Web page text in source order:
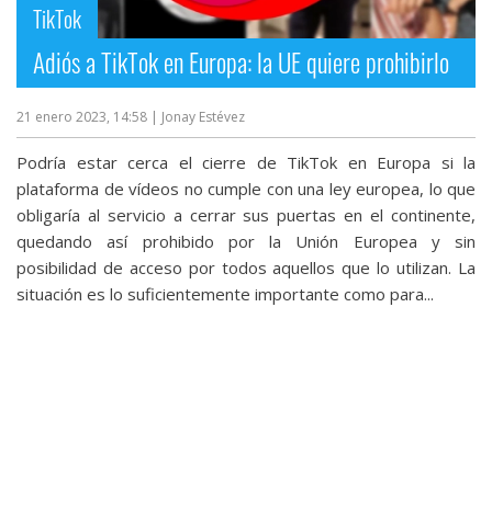
TikTok
Adiós a TikTok en Europa: la UE quiere prohibirlo
21 enero 2023, 14:58 | Jonay Estévez
Podría estar cerca el cierre de TikTok en Europa si la
plataforma de vídeos no cumple con una ley europea, lo que
obligaría al servicio a cerrar sus puertas en el continente,
quedando así prohibido por la Unión Europea y sin
posibilidad de acceso por todos aquellos que lo utilizan. La
situación es lo suficientemente importante como para...